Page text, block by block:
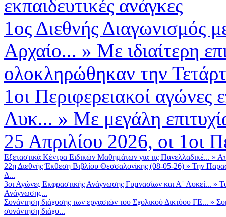
εκπαιδευτικές ανάγκες
1ος Διεθνής Διαγωνισμός
Αρχαίο... » Με ιδιαίτερη
ολοκληρώθηκαν την
1οι Περιφερειακοί αγώνες
Λυκ... » Με μεγάλη
25 Απριλίου 2026, οι 1οι
Εξεταστικά Κέντρα Ειδικών Μαθημάτων για τις Πανελλαδικέ... »
22η Διεθνής Έκθεση Βιβλίου Θεσσαλονίκης (08-05-26) » Την
Δ...
3οι Αγώνες Εκφραστικής Ανάγνωσης Γυμνασίων και Α΄ Λυκεί... »
Ανάγνωσης...
Συνάντηση διάχυσης των εργασιών του Σχολικού Δικτύου ΓΕ... »
συνάντηση διάχυ...